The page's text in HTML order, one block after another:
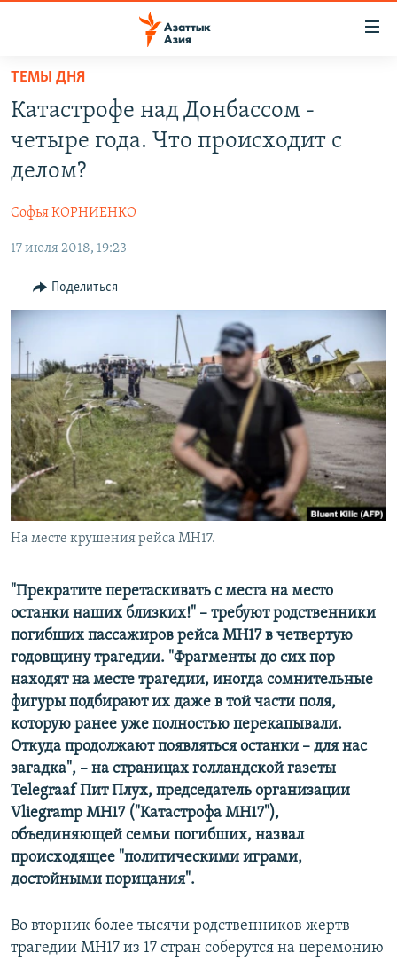
Вернуться
основному
содержанию
главной
навигации
Вернутся
поиску
ЦЕНТРАЛЬНАЯ АЗИЯ
КАЗАХСТАН
КЫРГЫЗСТАН
ТАДЖИКИСТАН
НОВОСТИ
ВОЙНА В УКРАИНЕ
ҚАЗАҚША
КЫРГЫЗЧА
ЎЗБЕКЧА
ТЕМЫ ДНЯ
Катастрофе над Донбассом -
четыре года. Что происходит с
делом?
Софья КОРНИЕНКО
17 июля 2018, 19:23
Поделиться
На месте крушения рейса MH17.
"Прекратите перетаскивать с места на место
останки наших близких!" – требуют родственники
погибших пассажиров рейса МН17 в четвертую
годовщину трагедии. "Фрагменты до сих пор
находят на месте трагедии, иногда сомнительные
фигуры подбирают их даже в той части поля,
которую ранее уже полностью перекапывали.
Откуда продолжают появляться останки – для нас
загадка", – на страницах голландской газеты
Telegraaf Пит Плух, председатель организации
Vliegramp MH17 ("Катастрофа МН17"),
объединяющей семьи погибших, назвал
происходящее "политическими играми,
достойными порицания".
Во вторник более тысячи родственников жертв
трагедии МН17 из 17 стран соберутся на церемонию